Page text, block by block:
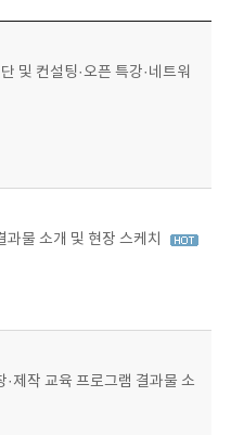
및 컨설팅·오픈 특강·네트워
물 소개 및 현장 스케치
제작 교육 프로그램 결과물 소